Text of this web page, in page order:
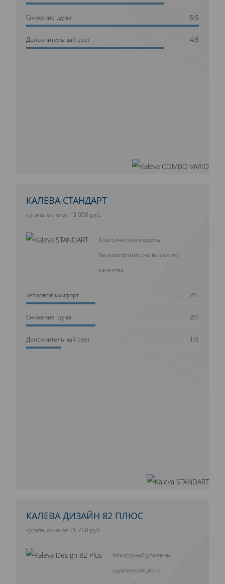
Cнижение шума 5/5
Дополнительный свет 4/5
КАЛЕВА СТАНДАРТ
купить окно от 13 000 руб.
Классическая модель
бескомпромиссно высокого
качества
Тепловой комфорт 2/5
Cнижение шума 2/5
Дополнительный свет 1/5
КАЛЕВА ДИЗАЙН 82 ПЛЮС
купить окно от 21 700 руб.
Рекордный уровень
шумоизоляции и